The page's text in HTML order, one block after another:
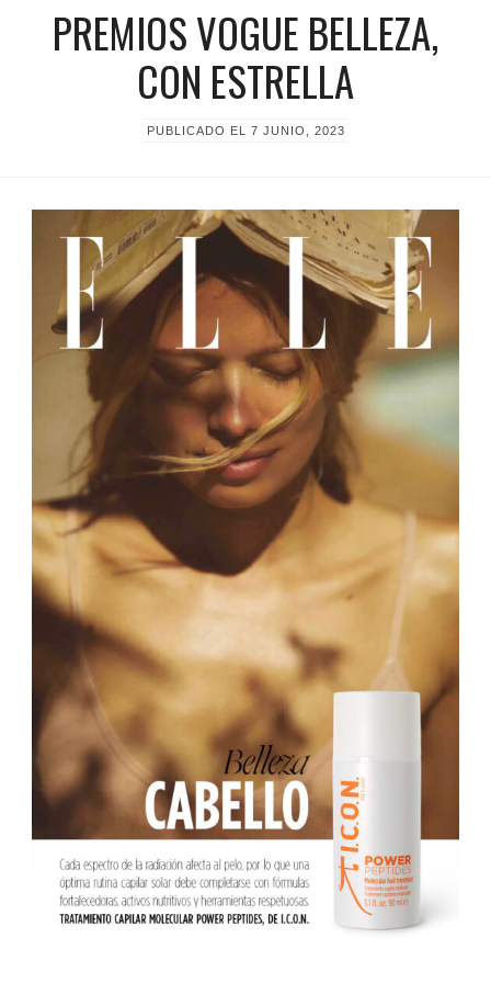
PREMIOS VOGUE BELLEZA,
CON ESTRELLA
PUBLICADO EL 7 JUNIO, 2023